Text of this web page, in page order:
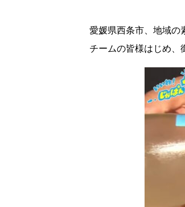
愛媛県西条市、地域の
チームの皆様はじめ、